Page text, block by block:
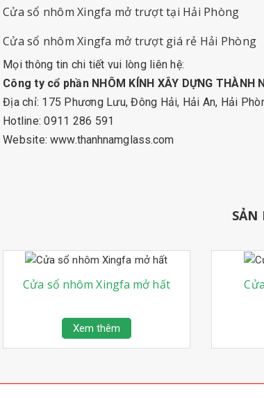
Cửa sổ nhôm Xingfa mở trượt tại Hải Phòng
Cửa sổ nhôm Xingfa mở trượt giá rẻ Hải Phòng
Mọi thông tin chi tiết vui lòng liên hệ:
Công ty cổ phần NHÔM KÍNH XÂY DỰNG THÀNH
Địa chỉ: 175 Phương Lưu, Đông Hải, Hải An, Hải
Hotline: 0911 286 591
Website:www.thanhnamglass.com
SẢN
Cửa sổ nhôm Xingfa mở hất
Xem thêm